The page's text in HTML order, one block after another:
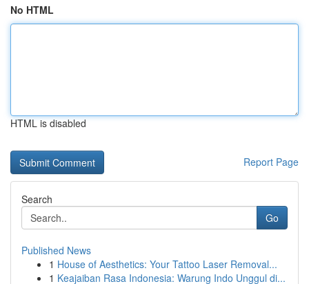
No HTML
HTML is disabled
Report Page
Search
Go
Published News
1 House of Aesthetics: Your Tattoo Laser Removal...
1 Keajaiban Rasa Indonesia: Warung Indo Unggul di...